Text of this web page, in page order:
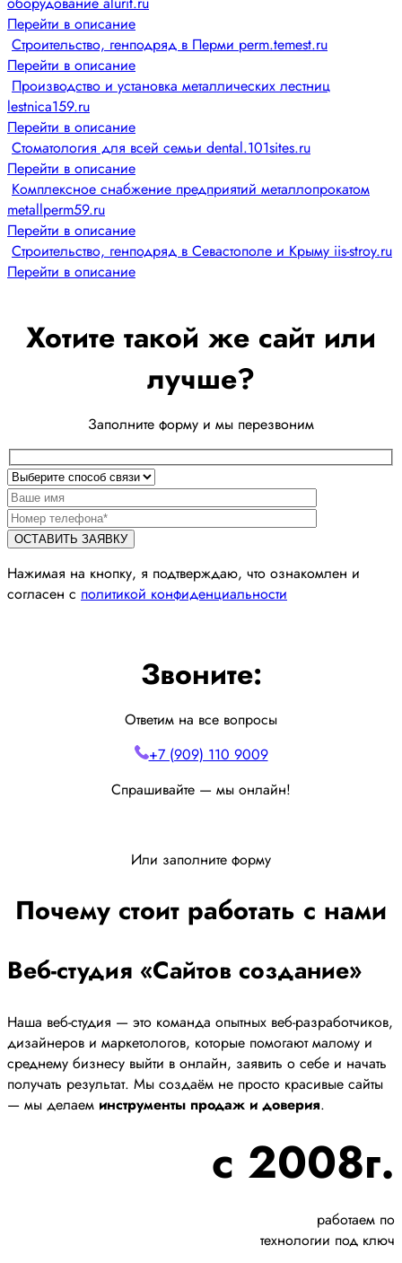
Перейти в описание
Строительство, генподряд в Перми perm.temest.ru
Перейти в описание
Производство и установка металлических лестниц
lestnica159.ru
Перейти в описание
Стоматология для всей семьи dental.101sites.ru
Перейти в описание
Комплексное снабжение предприятий металлопрокатом
metallperm59.ru
Перейти в описание
Строительство, генподряд в Севастополе и Крыму iis-stroy.ru
Перейти в описание
Хотите такой же сайт или
лучше?
Заполните форму и мы перезвоним
Нажимая на кнопку, я подтверждаю, что ознакомлен и
согласен с политикой конфиденциальности
Звоните:
Ответим на все вопросы
+7 (909) 110 9009
Спрашивайте — мы онлайн!
Или заполните форму
Почему стоит работать с нами
Веб-студия «Сайтов создание»
Наша веб-студия — это команда опытных веб-разработчиков,
дизайнеров и маркетологов, которые помогают малому и
среднему бизнесу выйти в онлайн, заявить о себе и начать
получать результат. Мы создаём не просто красивые сайты
— мы делаем инструменты продаж и доверия.
с 2008г.
работаем по
технологии под ключ